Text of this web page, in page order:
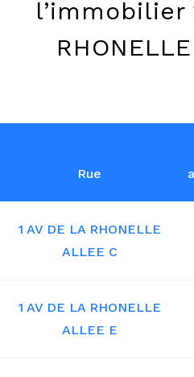
l’immobilier
Rue
1 AV DE LA RHONELLE
ALLEE C
1 AV DE LA RHONELLE
ALLEE E